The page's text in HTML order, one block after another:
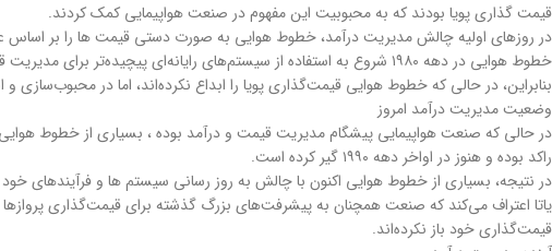
قیمت گذاری پویا بودند که به محبوبیت این مفهوم در صنعت هواپیمایی کمک کردند.
در روزهای اولیه چالش مدیریت درآمد، خطوط هوایی به صورت دستی قیمت ها را بر اساس
خطوط هوایی در دهه ۱۹۸۰ شروع به استفاده از سیستم‌های رایانه‌ای پیچیده‌تر برای مدیریت قیمت‌گذاری پویا خود کردند که به آنها اجازه داد تا تنظیمات دقیق‌تر و به موقع‌تری را براساس تغییرات تقاضا انجام دهند.
بنابراین، در حالی که خطوط هوایی قیمت‌گذاری پویا را ابداع نکرده‌اند، اما در
وضعیت مدیریت درآمد امروز
در حالی که صنعت هواپیمایی پیشگام مدیریت قیمت و درآمد بوده ، بسیاری از خطوط
راکد بوده و هنوز در اواخر دهه ۱۹۹۰ گیر کرده است.
در نتیجه، بسیاری از خطوط هوایی اکنون با چالش به روز رسانی سیستم ها و فرآیندهای
یاتا اعتراف می‌کند که صنعت همچنان به پیشرفت‌های بزرگ گذشته برای قیمت‌گذاری
قیمت‌گذاری خود باز نکرده‌اند.